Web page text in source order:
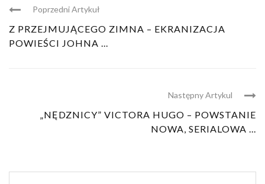
Poprzedni Artykuł
Z PRZEJMUJĄCEGO ZIMNA – EKRANIZACJA
POWIEŚCI JOHNA ...
Następny Artykul
„NĘDZNICY” VICTORA HUGO – POWSTANIE
NOWA, SERIALOWA ...